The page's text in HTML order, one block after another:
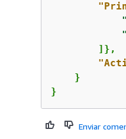
        ]},
    }
}
Enviar